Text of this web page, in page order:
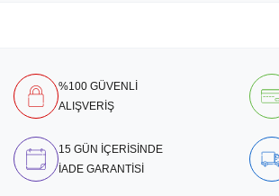
%100 GÜVENLİ
ALIŞVERİŞ
15 GÜN İÇERİSİNDE
İADE GARANTİSİ